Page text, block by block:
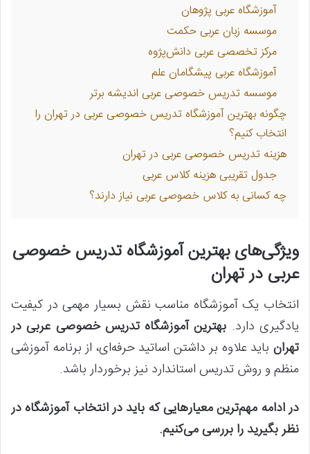
آموزشگاه عربی پژوهان
موسسه زبان عربی حکمت
مرکز تخصصی عربی دانش‌پژوه
آموزشگاه عربی پیشگامان علم
موسسه تدریس خصوصی عربی اندیشه برتر
چگونه بهترین آموزشگاه تدریس خصوصی عربی در تهران را
انتخاب کنیم؟
هزینه تدریس خصوصی عربی در تهران
جدول تقریبی هزینه کلاس عربی
چه کسانی به کلاس خصوصی عربی نیاز دارند؟
ویژگی‌های بهترین آموزشگاه تدریس خصوصی
عربی در تهران
انتخاب یک آموزشگاه مناسب نقش بسیار مهمی در کیفیت
یادگیری دارد. بهترین آموزشگاه تدریس خصوصی عربی در
تهران باید علاوه بر داشتن اساتید حرفه‌ای، از برنامه آموزشی
منظم و روش تدریس استاندارد نیز برخوردار باشد.
در ادامه مهم‌ترین معیارهایی که باید در انتخاب آموزشگاه در
نظر بگیرید را بررسی می‌کنیم.